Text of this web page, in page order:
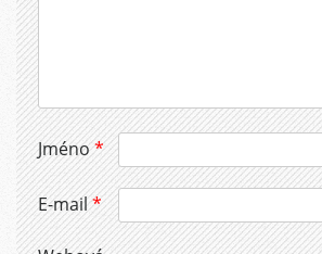
Jméno*
E-mail*